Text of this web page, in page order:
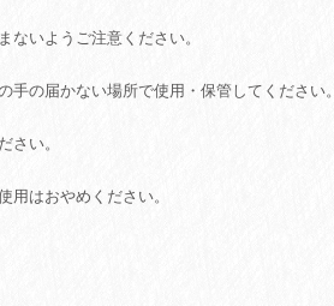
いようご注意ください。
の届かない場所で使用・保管してください。
さい。
はおやめください。